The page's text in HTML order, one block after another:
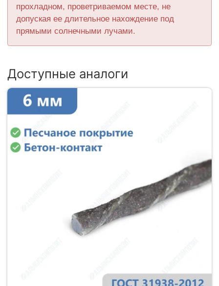
прохладном, проветриваемом месте, не
допуская ее длительное нахождение под
прямыми солнечными лучами.
Доступные аналоги